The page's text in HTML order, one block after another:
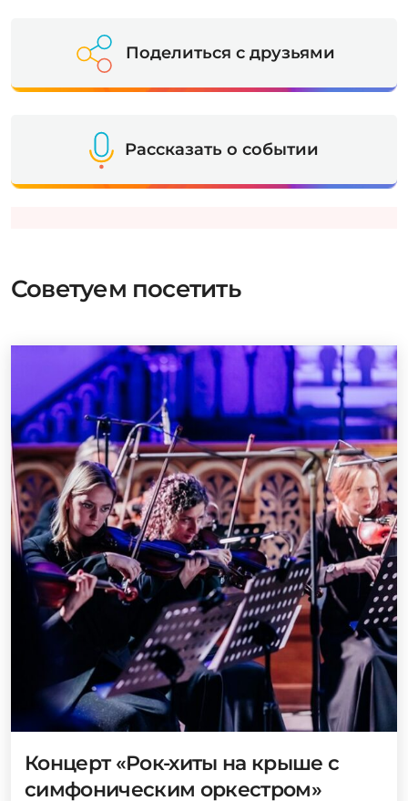
Поделиться с друзьями
Рассказать о событии
Советуем посетить
Концерт «Рок-хиты на крыше с
симфоническим оркестром»